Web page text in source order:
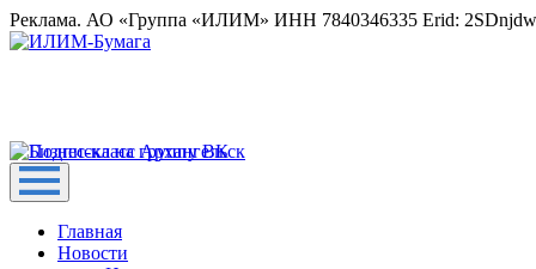
Реклама. АО «Группа «ИЛИМ» ИНН 7840346335 Erid:
Главная
Новости